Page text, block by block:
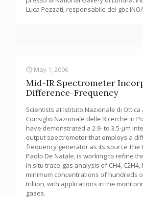
Luca Pezzati, responsabile del gbc
May 1, 2006
Mid-IR Spectrometer
Difference-Frequency
Scientists at Istituto Nazionale di
Consiglio Nazionale delle Ricerche in
have demonstrated a 2.9- to 3.5-µm
output spectrometer that employs a
frequency generator as its source The
Paolo De Natale, is working to refine
in situ trace-gas analysis of CH4, C2H4,
minimum concentrations of hundreds
trillion, with applications in the
gases.